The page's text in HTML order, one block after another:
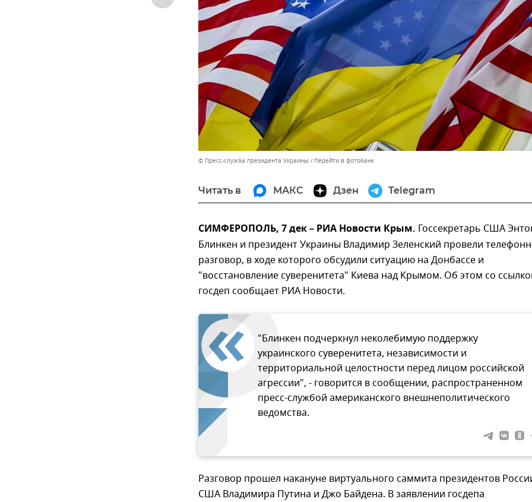
© Пресс-служба президента Украины Перейти в фотобанк
Читать в МАКС Дзен Telegram
СИМФЕРОПОЛЬ, 7 дек – РИА Новости Крым. Госсекретарь США
Блинкен и президент Украины Владимир Зеленский провели
разговор, в ходе которого обсудили ситуацию на Донбассе и
"восстановление суверенитета" Киева над Крымом. Об этом со
госдеп сообщает РИА Новости.
"Блинкен подчеркнул неколебимую поддержку
украинского суверенитета, независимости и
территориальной целостности перед лицом российской
агрессии", - говорится в сообщении, распространенном
пресс-службой американского внешнеполитического
ведомства.
Разговор прошел накануне виртуального саммита президентов
США Владимира Путина и Джо Байдена. В заявлении госдепа